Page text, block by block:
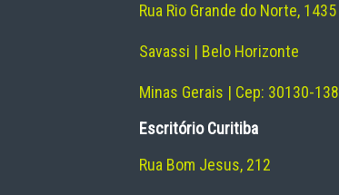
Rua Rio Grande do Norte, 1435
Savassi | Belo Horizonte
Minas Gerais | Cep: 30130-138
Escritório Curitiba
Rua Bom Jesus, 212